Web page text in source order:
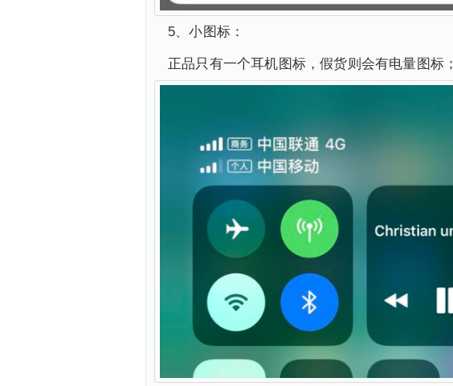
5、小图标：
正品只有一个耳机图标，假货则会有电量图标；